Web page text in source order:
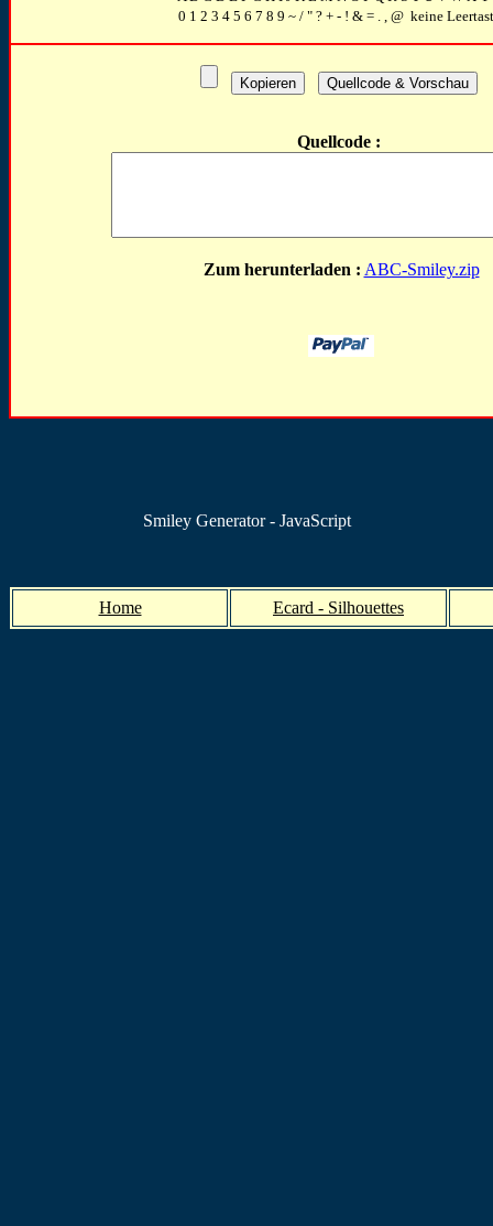
0 1 2 3 4 5 6 7 8 9 ~ / " ? + - ! & = . , @ keine
Quellcode :
Zum herunterladen : ABC-Smiley.zip
Smiley Generator - JavaScript
Home Ecard - Silhouettes